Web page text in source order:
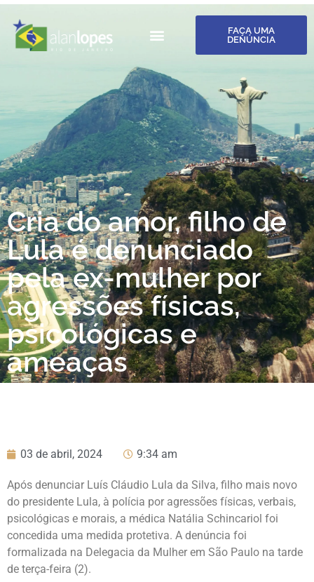
FAÇA UMA
DENÚNCIA
Cria do amor, filho de
Lula é denunciado
pela ex-mulher por
agressões físicas,
psicológicas e
ameaças
03 de abril, 2024 9:34 am
Após denunciar Luís Cláudio Lula da Silva, filho mais novo
do presidente Lula, à polícia por agressões físicas, verbais,
psicológicas e morais, a médica Natália Schincariol foi
concedida uma medida protetiva. A denúncia foi
formalizada na Delegacia da Mulher em São Paulo na tarde
de terça-feira (2).